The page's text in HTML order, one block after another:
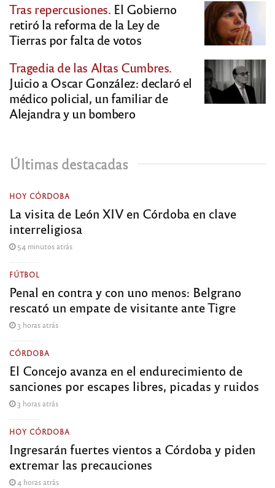
Tras repercusiones. El Gobierno
retiró la reforma de la Ley de
Tierras por falta de votos
Tragedia de las Altas Cumbres.
Juicio a Oscar González: declaró el
médico policial, un familiar de
Alejandra y un bombero
Últimas destacadas
HOY CÓRDOBA
La visita de León XIV en Córdoba en clave
interreligiosa
54 minutos atrás
FÚTBOL
Penal en contra y con uno menos: Belgrano
rescató un empate de visitante ante Tigre
3 horas atrás
CÓRDOBA
El Concejo avanza en el endurecimiento de
sanciones por escapes libres, picadas y ruidos
3 horas atrás
HOY CÓRDOBA
Ingresarán fuertes vientos a Córdoba y piden
extremar las precauciones
4 horas atrás